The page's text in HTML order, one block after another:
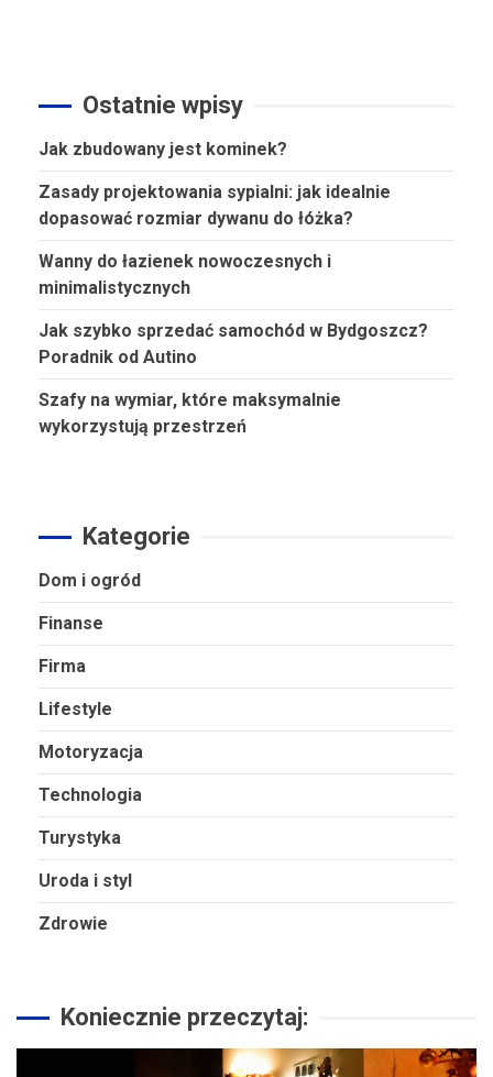
Ostatnie wpisy
Jak zbudowany jest kominek?
Zasady projektowania sypialni: jak idealnie
dopasować rozmiar dywanu do łóżka?
Wanny do łazienek nowoczesnych i
minimalistycznych
Jak szybko sprzedać samochód w Bydgoszcz?
Poradnik od Autino
Szafy na wymiar, które maksymalnie
wykorzystują przestrzeń
Kategorie
Dom i ogród
Finanse
Firma
Lifestyle
Motoryzacja
Technologia
Turystyka
Uroda i styl
Zdrowie
Koniecznie przeczytaj: